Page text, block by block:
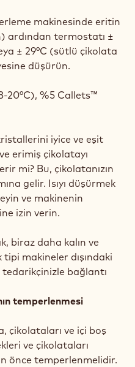
makinesinde eritin
ardından termostatı ±
± 29°C (sütlü çikolata
düşürün.
20°C), %5 Callets™
iyice ve eşit
erimiş çikolatayı
mi? Bu, çikolatanızın
gelir. Isıyı düşürmek
ve makinenin
izin verin.
biraz daha kalın ve
tipi makineler dışındaki
bağlantı
temperlenmesi
çikolataları ve içi boş
ve çikolataları
önce temperlenmelidir.